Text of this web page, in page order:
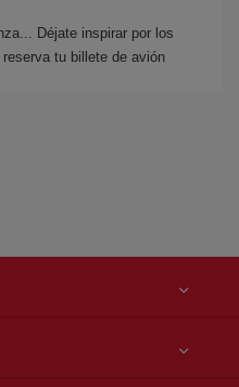
Déjate inspirar por los
tu billete de avión